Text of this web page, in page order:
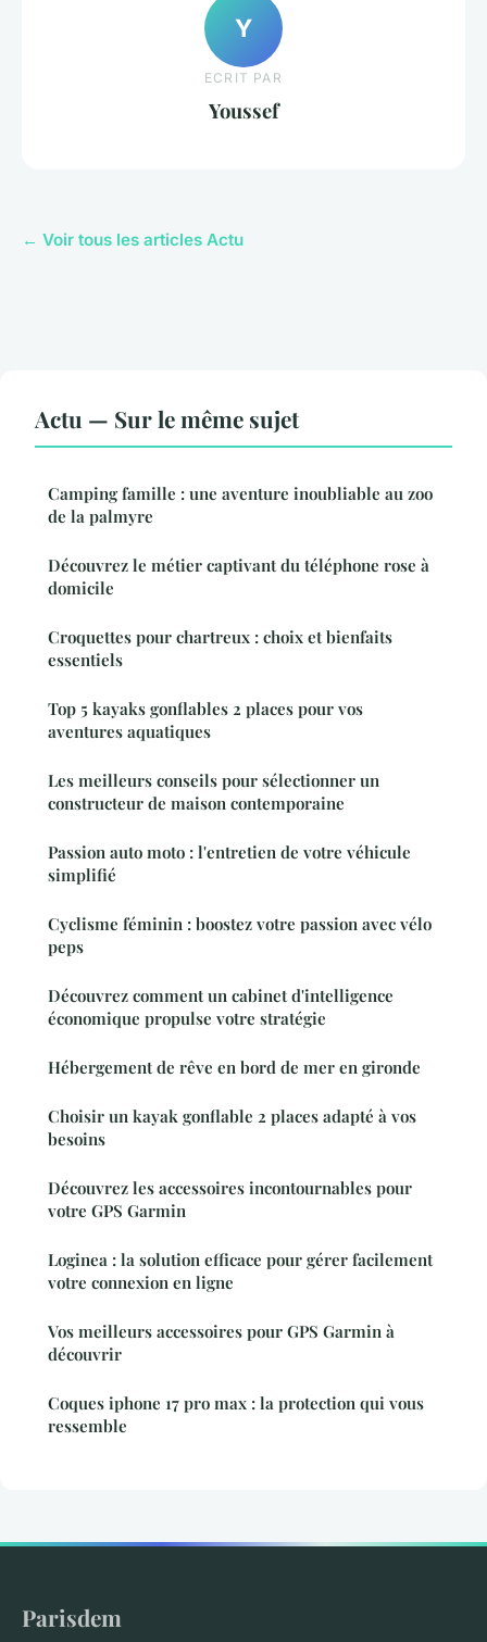
Y
ECRIT PAR
Youssef
← Voir tous les articles Actu
Actu — Sur le même sujet
Camping famille : une aventure inoubliable au zoo
de la palmyre
Découvrez le métier captivant du téléphone rose à
domicile
Croquettes pour chartreux : choix et bienfaits
essentiels
Top 5 kayaks gonflables 2 places pour vos
aventures aquatiques
Les meilleurs conseils pour sélectionner un
constructeur de maison contemporaine
Passion auto moto : l'entretien de votre véhicule
simplifié
Cyclisme féminin : boostez votre passion avec vélo
peps
Découvrez comment un cabinet d'intelligence
économique propulse votre stratégie
Hébergement de rêve en bord de mer en gironde
Choisir un kayak gonflable 2 places adapté à vos
besoins
Découvrez les accessoires incontournables pour
votre GPS Garmin
Loginea : la solution efficace pour gérer facilement
votre connexion en ligne
Vos meilleurs accessoires pour GPS Garmin à
découvrir
Coques iphone 17 pro max : la protection qui vous
ressemble
Parisdem